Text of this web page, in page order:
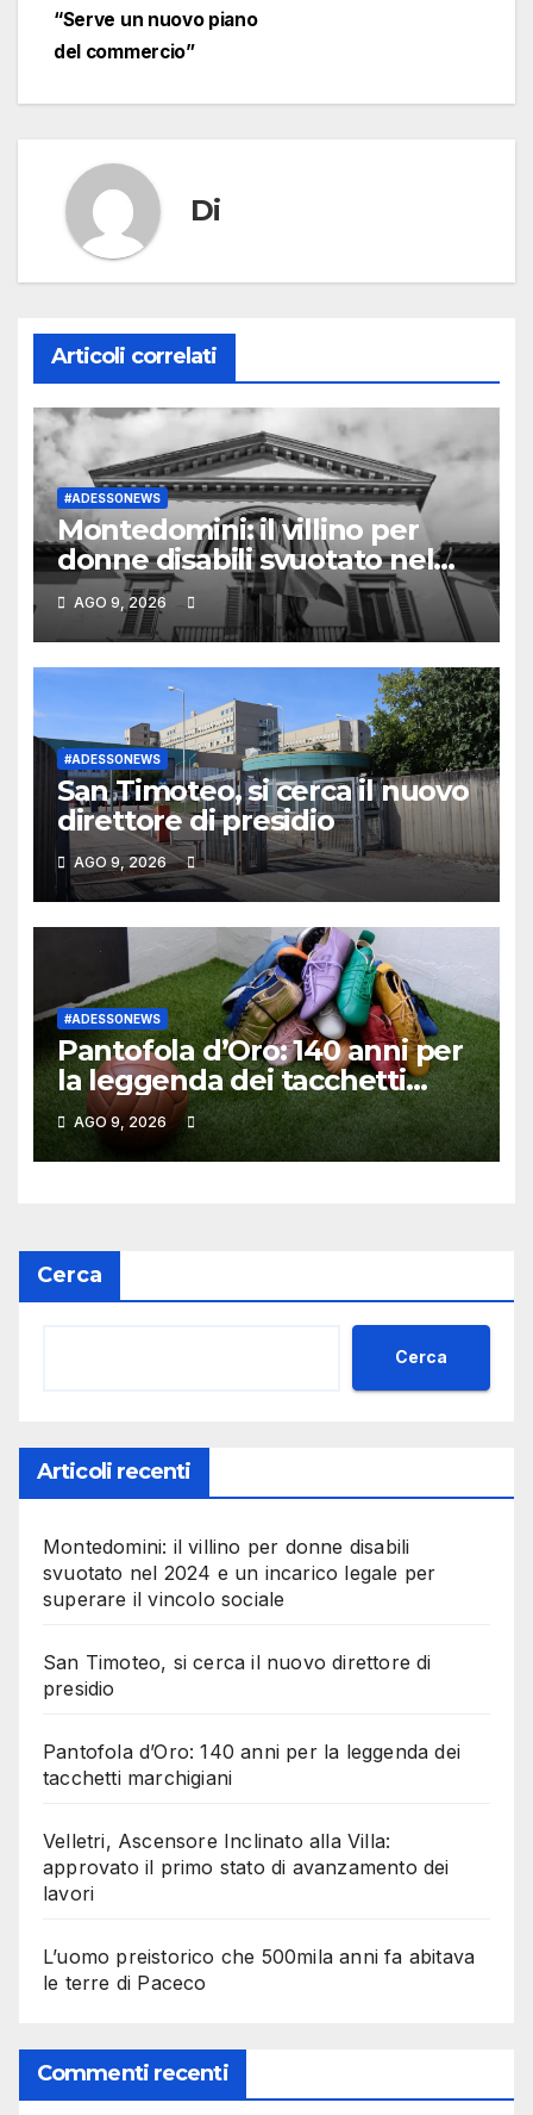
“Serve un nuovo piano
del commercio”
Di
Articoli correlati
#ADESSONEWS
Montedomini: il villino per
donne disabili svuotato nel
2024 e un incarico legale per
superare il vincolo sociale
AGO 9, 2026
#ADESSONEWS
San Timoteo, si cerca il nuovo
direttore di presidio
AGO 9, 2026
#ADESSONEWS
Pantofola d’Oro: 140 anni per
la leggenda dei tacchetti
marchigiani
AGO 9, 2026
Cerca
Cerca
Articoli recenti
Montedomini: il villino per donne disabili
svuotato nel 2024 e un incarico legale per
superare il vincolo sociale
San Timoteo, si cerca il nuovo direttore di
presidio
Pantofola d’Oro: 140 anni per la leggenda dei
tacchetti marchigiani
Velletri, Ascensore Inclinato alla Villa:
approvato il primo stato di avanzamento dei
lavori
L’uomo preistorico che 500mila anni fa abitava
le terre di Paceco
Commenti recenti